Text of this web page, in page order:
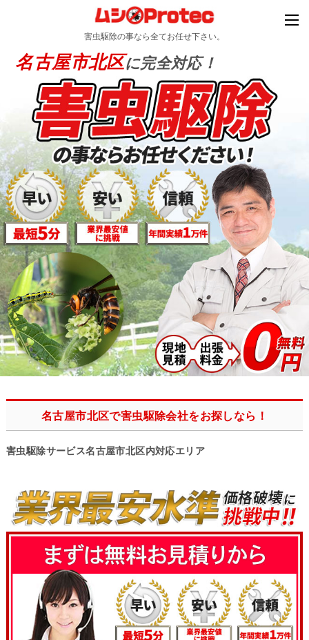
害虫駆除の事なら全てお任せ下さい。
名古屋市北区に完全対応！
名古屋市北区で害虫駆除会社をお探しなら！
害虫駆除サービス名古屋市北区内対応エリア